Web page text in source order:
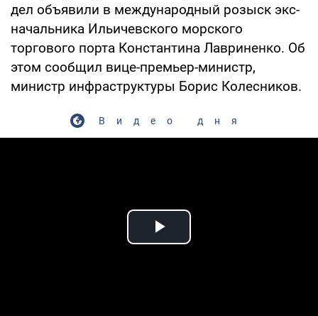
дел объявили в международный розыск экс-
начальника Ильичевского морского
торгового порта Константина Лавриненко. Об
этом сообщил вице-премьер-министр,
министр инфраструктуры Борис Колесников.
Видео дня
Play Video